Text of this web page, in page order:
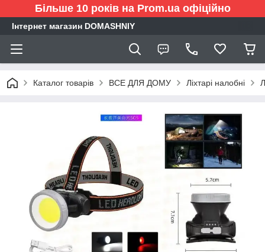
Більше 10 років на Prom.ua офіційно
Інтернет магазин DOMASHNIY
Каталог товарів ВСЕ ДЛЯ ДОМУ Ліхтарі налобні